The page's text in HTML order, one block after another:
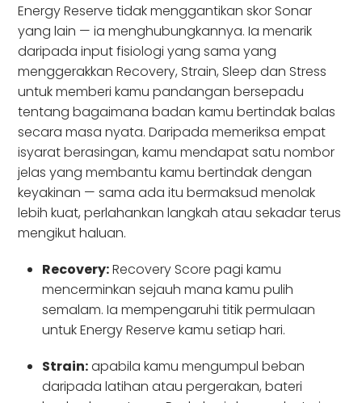
Energy Reserve tidak menggantikan skor Sonar
yang lain — ia menghubungkannya. Ia menarik
daripada input fisiologi yang sama yang
menggerakkan Recovery, Strain, Sleep dan Stress
untuk memberi kamu pandangan bersepadu
tentang bagaimana badan kamu bertindak balas
secara masa nyata. Daripada memeriksa empat
isyarat berasingan, kamu mendapat satu nombor
jelas yang membantu kamu bertindak dengan
keyakinan — sama ada itu bermaksud menolak
lebih kuat, perlahankan langkah atau sekadar terus
mengikut haluan.
Recovery:Recovery Score pagi kamu
mencerminkan sejauh mana kamu pulih
semalam. Ia mempengaruhi titik permulaan
untuk Energy Reserve kamu setiap hari.
Strain:apabila kamu mengumpul beban
daripada latihan atau pergerakan, bateri